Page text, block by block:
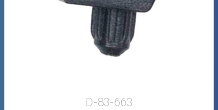
Puutarha ja metsä
D-83-663